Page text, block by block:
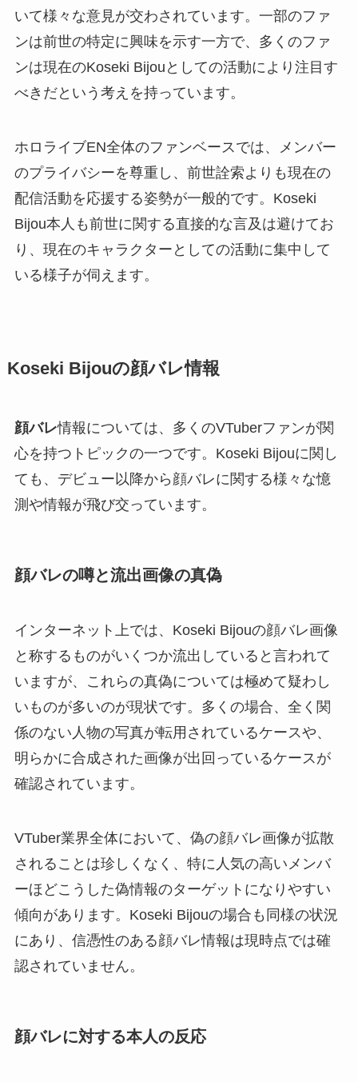
いて様々な意見が交わされています。一部のファ
ンは前世の特定に興味を示す一方で、多くのファ
ンは現在のKoseki Bijouとしての活動により注目す
べきだという考えを持っています。
ホロライブEN全体のファンベースでは、メンバー
のプライバシーを尊重し、前世詮索よりも現在の
配信活動を応援する姿勢が一般的です。Koseki
Bijou本人も前世に関する直接的な言及は避けてお
り、現在のキャラクターとしての活動に集中して
いる様子が伺えます。
Koseki Bijouの顔バレ情報
顔バレ情報については、多くのVTuberファンが関
心を持つトピックの一つです。Koseki Bijouに関し
ても、デビュー以降から顔バレに関する様々な憶
測や情報が飛び交っています。
顔バレの噂と流出画像の真偽
インターネット上では、Koseki Bijouの顔バレ画像
と称するものがいくつか流出していると言われて
いますが、これらの真偽については極めて疑わし
いものが多いのが現状です。多くの場合、全く関
係のない人物の写真が転用されているケースや、
明らかに合成された画像が出回っているケースが
確認されています。
VTuber業界全体において、偽の顔バレ画像が拡散
されることは珍しくなく、特に人気の高いメンバ
ーほどこうした偽情報のターゲットになりやすい
傾向があります。Koseki Bijouの場合も同様の状況
にあり、信憑性のある顔バレ情報は現時点では確
認されていません。
顔バレに対する本人の反応